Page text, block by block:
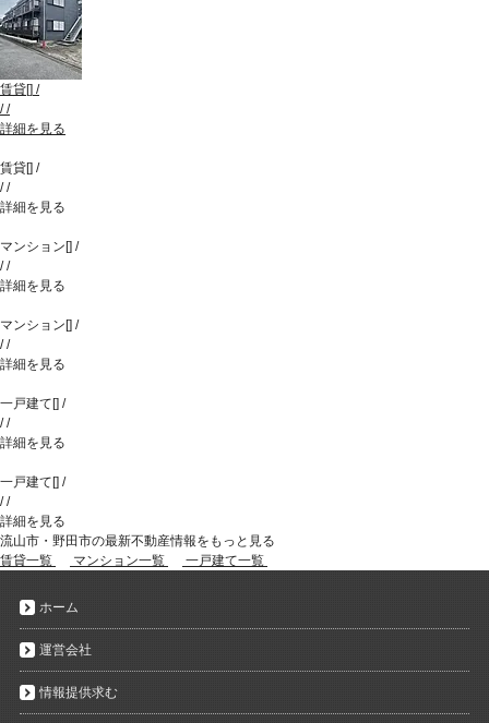
賃貸[] /
//
詳細を見る
賃貸[] /
//
詳細を見る
マンション [] /
//
詳細を見る
マンション [] /
//
詳細を見る
一戸建て [] /
//
詳細を見る
一戸建て [] /
//
詳細を見る
流山市・野田市の最新不動産情報をもっと見る
賃貸一覧
マンション一覧 一戸建て一覧
ホーム
運営会社
情報提供求む